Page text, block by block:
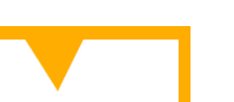
DE LA CIENCIA SARRERAN